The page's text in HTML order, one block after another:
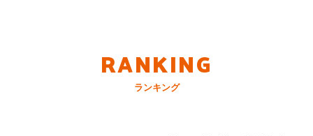
RANKING
ランキング